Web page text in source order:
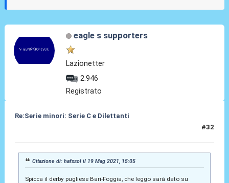
eagle s supporters
Lazionetter
2.946
Registrato
Re:Serie minori: Serie C e Dilettanti
#32
Citazione di: hafssol il 19 Mag 2021, 15:05
Spicca il derby pugliese Bari-Foggia, che leggo sarà dato su